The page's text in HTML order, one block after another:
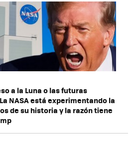
a la Luna o las futuras
NASA está experimentando la
de su historia y la razón tiene